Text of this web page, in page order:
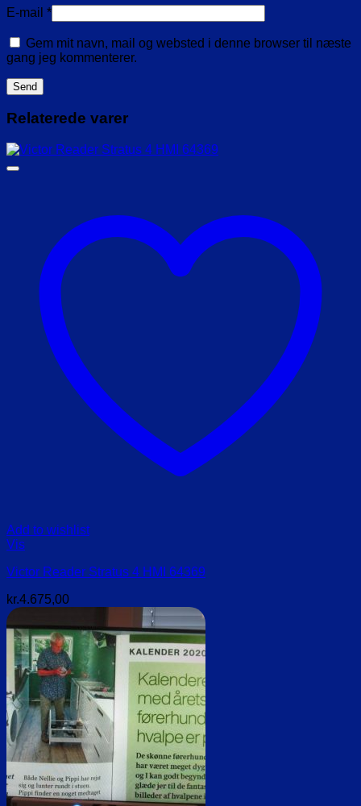
E-mail *
Gem mit navn, mail og websted i denne browser til næste
gang jeg kommenterer.
Relaterede varer
Add to wishlist
Vis
Victor Reader Stratus 4 HMI 64369
kr.4.675,00